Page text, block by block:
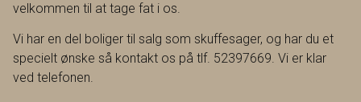
velkommen til at tage fat i os.
Vi har en del boliger til salg som skuffesager, og har du et
specielt ønske så kontakt os på tlf. 52397669. Vi er klar
ved telefonen.